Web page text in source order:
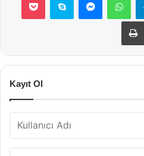
Kayıt Ol